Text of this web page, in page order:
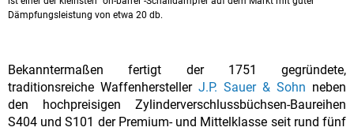
Dämpfungsleistung von etwa 20 db.
Bekanntermaßen fertigt der 1751 gegründete,
traditionsreiche Waffenhersteller J.P. Sauer & Sohn neben
den hochpreisigen Zylinderverschlussbüchsen-Baureihen
S404 und S101 der Premium- und Mittelklasse seit rund fünf